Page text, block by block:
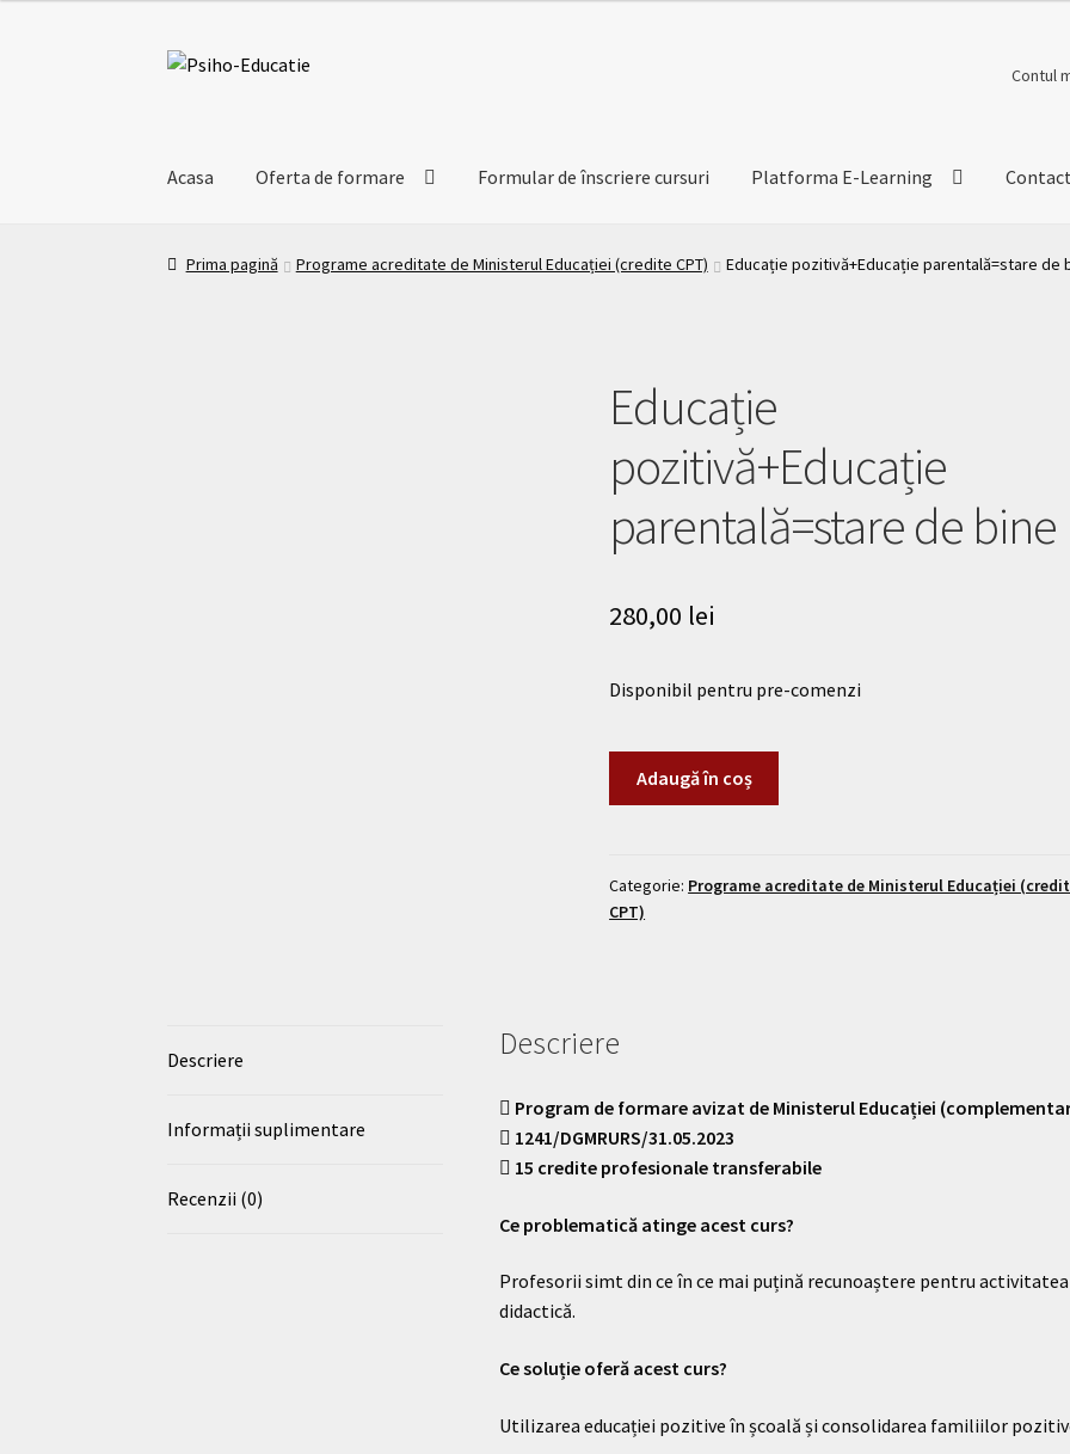
Contul
Acasa Oferta de formare Formular de înscriere cursuri Platforma E-Learning
Prima pagină Programe acreditate de Ministerul Educației (credite CPT) Educație pozitivă+Educație parentală=stare de
Educație
pozitivă+Educație
parentală=stare de bine
280,00 lei
Disponibil pentru pre-comenzi
Adaugă în coș
Categorie: Programe acreditate de Ministerul Educației
CPT)
Descriere
Informații suplimentare
Recenzii (0)
Descriere
Program de formare avizat de Ministerul Educației
1241/DGMRURS/31.05.2023
15 credite profesionale transferabile
Ce problematică atinge acest curs?
Profesorii simt din ce în ce mai puțină recunoaștere pentru activitatea
didactică.
Ce soluție oferă acest curs?
Utilizarea educației pozitive în școală și consolidarea familiilor